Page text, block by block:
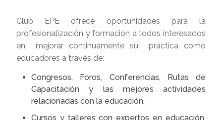
Club EPE ofrece oportunidades para la
profesionalización y formación a todos interesados
en mejorar continuamente su práctica como
educadores a través de:
Congresos, Foros, Conferencias, Rutas de
Capacitación y las mejores actividades
relacionadas con la educación.
Cursos y talleres con expertos en educación,